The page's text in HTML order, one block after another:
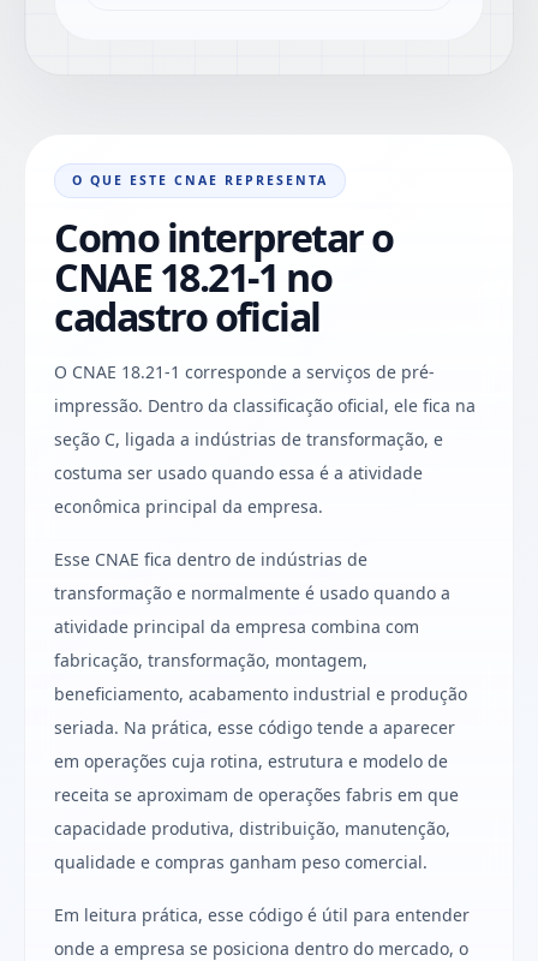
O QUE ESTE CNAE REPRESENTA
Como interpretar o
CNAE 18.21-1 no
cadastro oficial
O CNAE 18.21-1 corresponde a serviços de pré-
impressão. Dentro da classificação oficial, ele fica na
seção C, ligada a indústrias de transformação, e
costuma ser usado quando essa é a atividade
econômica principal da empresa.
Esse CNAE fica dentro de indústrias de
transformação e normalmente é usado quando a
atividade principal da empresa combina com
fabricação, transformação, montagem,
beneficiamento, acabamento industrial e produção
seriada. Na prática, esse código tende a aparecer
em operações cuja rotina, estrutura e modelo de
receita se aproximam de operações fabris em que
capacidade produtiva, distribuição, manutenção,
qualidade e compras ganham peso comercial.
Em leitura prática, esse código é útil para entender
onde a empresa se posiciona dentro do mercado, o